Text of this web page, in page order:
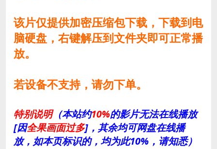
该片仅提供加密压缩包下载，下载到电
脑硬盘，右键解压到文件夹即可正常播
放。
若设备不支持，请勿下单。
特别说明（本站约10%的影片无法在线播放
[因全果画面过多]，其余均可网盘在线播
放，如本页标识的，均为此10%，请知悉）